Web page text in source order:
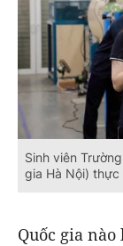
Sinh viên
gia Hà Nội)
Quốc gia